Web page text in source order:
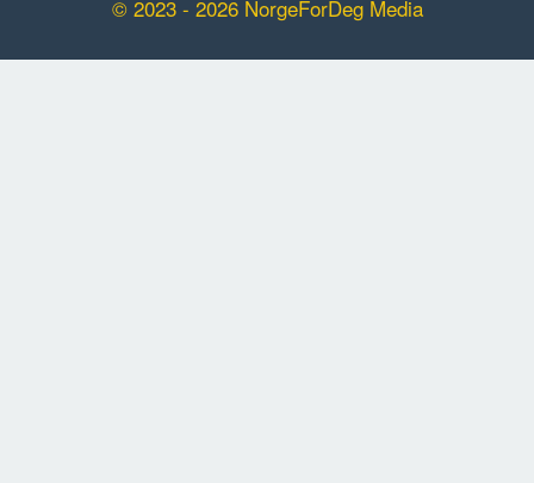
© 2023 - 2026 NorgeForDeg Media